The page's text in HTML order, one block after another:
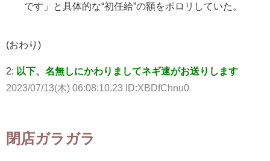
です」と具体的な“初任給”の額をポロリしていた。
(おわり)
2: 以下、名無しにかわりましてネギ速がお送りします
2023/07/13(木) 06:08:10.23 ID:XBDfChnu0
閉店ガラガラ